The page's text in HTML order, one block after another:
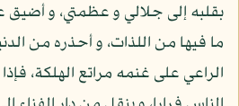
بقلبه إلى جلالي و عظمتي، و أضيق
ما فيها من اللذات، و أحذره من
الراعي على غنمه مراتع الهلكة،